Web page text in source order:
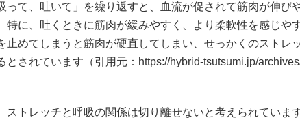
って、吐いて」を繰り返すと、血流が促されて筋肉が伸び
特に、吐くときに筋肉が緩みやすく、より柔軟性を感じや
止めてしまうと筋肉が硬直してしまい、せっかくのストレ
とされています（引用元：https://hybrid-tsutsumi.jp/
ストレッチと呼吸の関係は切り離せないと考えられていま